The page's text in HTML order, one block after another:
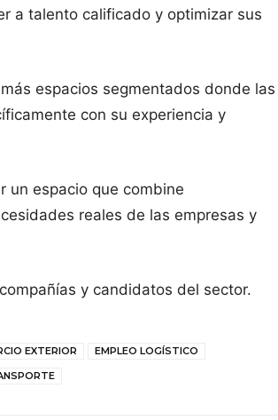
a talento calificado y optimizar sus
espacios segmentados donde las
con su experiencia y
un espacio que combine
reales de las empresas y
y candidatos del sector.
EXTERIOR
EMPLEO LOGÍSTICO